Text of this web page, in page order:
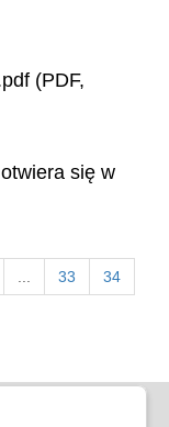
(PDF,
się w
33 34